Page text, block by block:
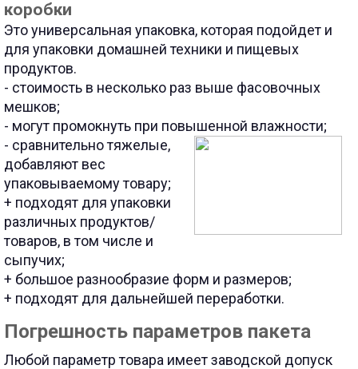
коробки
Это универсальная упаковка, которая подойдет и
для упаковки домашней техники и пищевых
продуктов.
- стоимость в несколько раз выше фасовочных
мешков;
- могут промокнуть при повышенной влажности;
- сравнительно тяжелые,
добавляют вес
упаковываемому товару;
+ подходят для упаковки
различных продуктов/
товаров, в том числе и
сыпучих;
+ большое разнообразие форм и размеров;
+ подходят для дальнейшей переработки.
Погрешность параметров пакета
Любой параметр товара имеет заводской допуск